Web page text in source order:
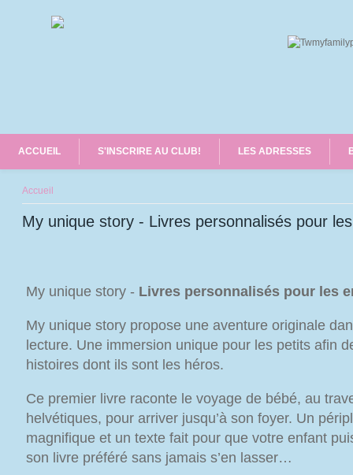
ACCUEIL S'INSCRIRE AU CLUB! LES ADRESSES
Vous êtes ici
Accueil
My unique story - Livres personnalisés pour
My unique story - Livres personnalisés pour les
My unique story propose une aventure originale
lecture. Une immersion unique pour les petits afin
histoires dont ils sont les héros.
Ce premier livre raconte le voyage de bébé, au
helvétiques, pour arriver jusqu’à son foyer. Un
magnifique et un texte fait pour que votre enfant
son livre préféré sans jamais s’en lasser…